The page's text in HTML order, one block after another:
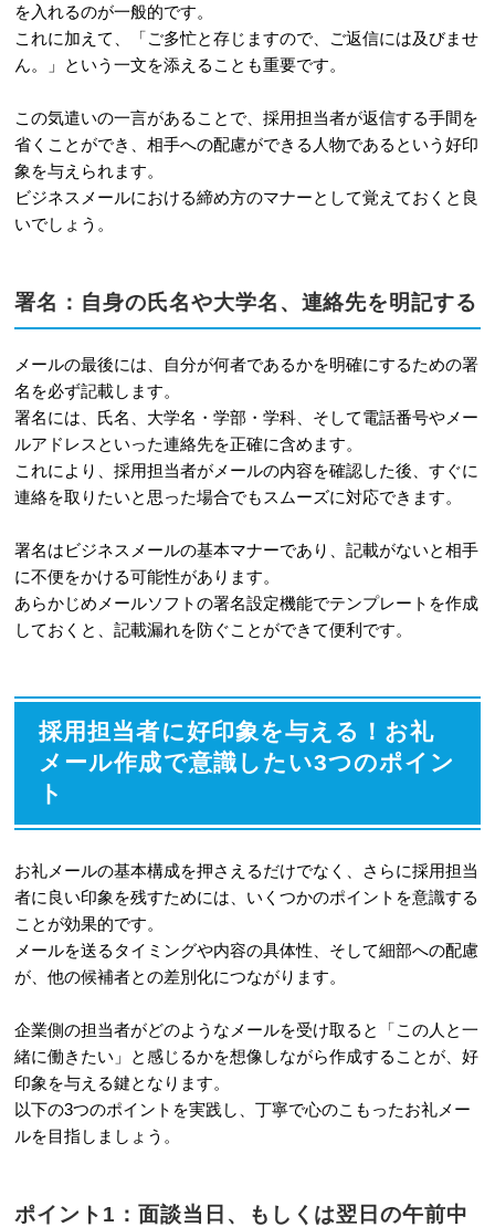
を入れるのが一般的です。
これに加えて、「ご多忙と存じますので、ご返信には及びませ
ん。」という一文を添えることも重要です。
この気遣いの一言があることで、採用担当者が返信する手間を
省くことができ、相手への配慮ができる人物であるという好印
象を与えられます。
ビジネスメールにおける締め方のマナーとして覚えておくと良
いでしょう。
署名：自身の氏名や大学名、連絡先を明記する
メールの最後には、自分が何者であるかを明確にするための署
名を必ず記載します。
署名には、氏名、大学名・学部・学科、そして電話番号やメー
ルアドレスといった連絡先を正確に含めます。
これにより、採用担当者がメールの内容を確認した後、すぐに
連絡を取りたいと思った場合でもスムーズに対応できます。
署名はビジネスメールの基本マナーであり、記載がないと相手
に不便をかける可能性があります。
あらかじめメールソフトの署名設定機能でテンプレートを作成
しておくと、記載漏れを防ぐことができて便利です。
採用担当者に好印象を与える！お礼
メール作成で意識したい3つのポイン
ト
お礼メールの基本構成を押さえるだけでなく、さらに採用担当
者に良い印象を残すためには、いくつかのポイントを意識する
ことが効果的です。
メールを送るタイミングや内容の具体性、そして細部への配慮
が、他の候補者との差別化につながります。
企業側の担当者がどのようなメールを受け取ると「この人と一
緒に働きたい」と感じるかを想像しながら作成することが、好
印象を与える鍵となります。
以下の3つのポイントを実践し、丁寧で心のこもったお礼メー
ルを目指しましょう。
ポイント1：面談当日、もしくは翌日の午前中